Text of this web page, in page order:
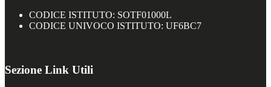
CODICE ISTITUTO: SOTF01000L
CODICE UNIVOCO ISTITUTO: UF6BC7
Sezione Link Utili